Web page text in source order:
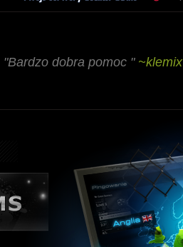
"Bardzo dobra pomoc " ~klemix